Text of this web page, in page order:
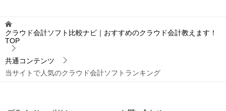
クラウド会計ソフト比較ナビ｜おすすめのクラウド会計教えます！
TOP
共通コンテンツ
当サイトで人気のクラウド会計ソフトランキング